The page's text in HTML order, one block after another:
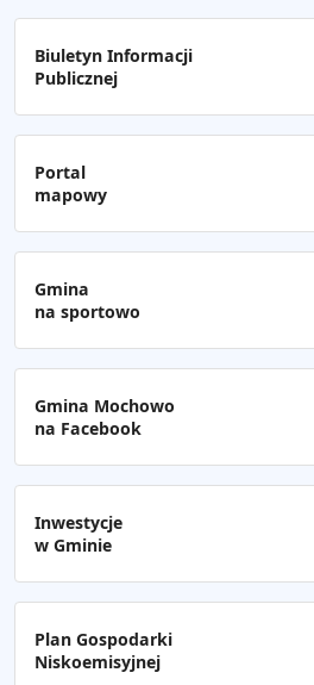
Biuletyn Informacji
Publicznej
Portal
mapowy
Gmina
na sportowo
Gmina Mochowo
na Facebook
Inwestycje
w Gminie
Plan Gospodarki
Niskoemisyjnej